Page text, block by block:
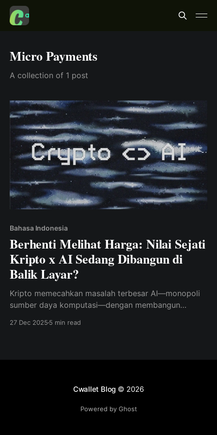
Micro Payments
A collection of 1 post
Bahasa Indonesia
Berhenti Melihat Harga: Nilai Sejati
Kripto x AI Sedang Dibangun di
Balik Layar?
Kripto memecahkan masalah terbesar AI—monopoli
sumber daya komputasi—dengan membangun
27 Dec 2025 5 min read
Cwallet Blog © 2026
Powered by Ghost